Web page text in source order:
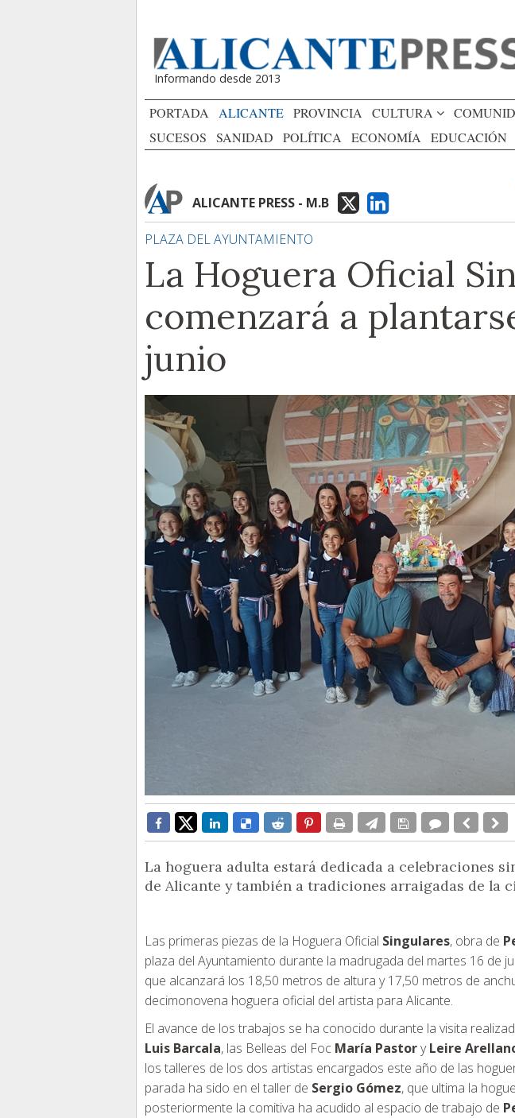
Informando desde 2013
PORTADA ALICANTE PROVINCIA CULTURA
SUCESOS
SANIDAD POLÍTICA ECONOMÍA EDUCACIÓN
ALICANTE PRESS - M.B
PLAZA DEL AYUNTAMIENTO
La Hoguera Oficial
comenzará a
junio
La hoguera adulta estará dedicada a celebraciones
de Alicante y también a tradiciones arraigadas de la
Las primeras piezas de la Hoguera Oficial Singulares, obra de
plaza del Ayuntamiento durante la madrugada del martes 16 de
que alcanzará los 18,50 metros de altura y 17,50 metros de
decimonovena hoguera oficial del artista para Alicante.
El avance de los trabajos se ha conocido durante la visita
Luis Barcala, las Belleas del Foc María PastoryLeire
los talleres de los dos artistas encargados este año de las
parada ha sido en el taller de Sergio Gómez, que ultima la
posteriormente la comitiva ha acudido al espacio de trabajo de